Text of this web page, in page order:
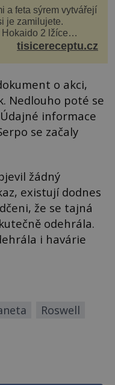
a feta sýrem vytvářejí
je zamilujete.
2 lžíce
špen...
tisicereceptu.cz
o akci,
Nedlouho poté se
informace
se začaly
žádný
existují dodnes
že se tajná
odehrála.
i havárie
Roswell